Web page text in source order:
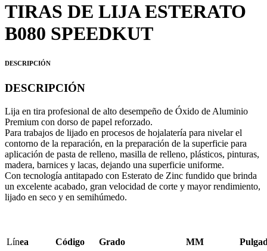
TIRAS DE LIJA ESTERATO
B080 SPEEDKUT
DESCRIPCIÓN
DESCRIPCIÓN
Lija en tira profesional de alto desempeño de Óxido de Aluminio
Premium con dorso de papel reforzado.
Para trabajos de lijado en procesos de hojalatería para nivelar el
contorno de la reparación, en la preparación de la superficie para
aplicación de pasta de relleno, masilla de relleno, plásticos, pinturas,
madera, barnices y lacas, dejando una superficie uniforme.
Con tecnología antitapado con Esterato de Zinc fundido que brinda
un excelente acabado, gran velocidad de corte y mayor rendimiento,
lijado en seco y en semihúmedo.
Línea Código Grado MM